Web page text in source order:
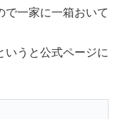
で一家に一箱おいて
いうと公式ページに